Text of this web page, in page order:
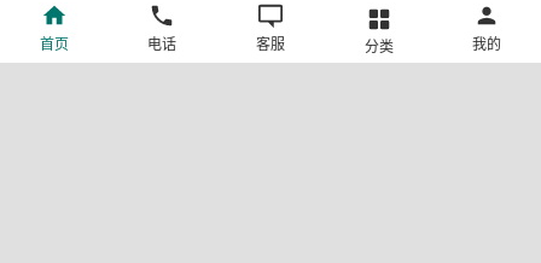
首页 电话 客服 分类 我的